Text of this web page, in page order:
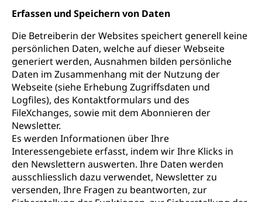
Erfassen und Speichern von Daten
Die Betreiberin der Websites speichert generell keine
persönlichen Daten, welche auf dieser Webseite
generiert werden, Ausnahmen bilden persönliche
Daten im Zusammenhang mit der Nutzung der
Webseite (siehe Erhebung Zugriffsdaten und
Logfiles), des Kontaktformulars und des
FileXchanges, sowie mit dem Abonnieren der
Newsletter.
Es werden Informationen über Ihre
Interessengebiete erfasst, indem wir Ihre Klicks in
den Newslettern auswerten. Ihre Daten werden
ausschliesslich dazu verwendet, Newsletter zu
versenden, Ihre Fragen zu beantworten, zur